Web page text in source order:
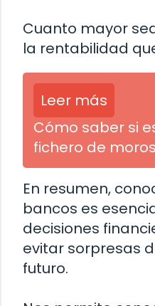
Cuanto mayor
la rentabilidad
Leer más
Cómo saber si
fichero de
En resumen,
bancos es
decisiones
evitar sorpresas
futuro.